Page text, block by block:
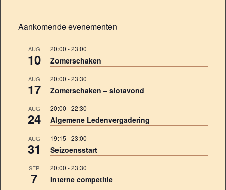
Aankomende evenementen
AUG
10
20:00 -23:00
Zomerschaken
AUG
17
20:00 -23:30
Zomerschaken – slotavond
AUG
24
20:00 -22:30
Algemene Ledenvergadering
AUG
31
19:15 -23:00
Seizoensstart
SEP
7
20:00 -23:30
Interne competitie